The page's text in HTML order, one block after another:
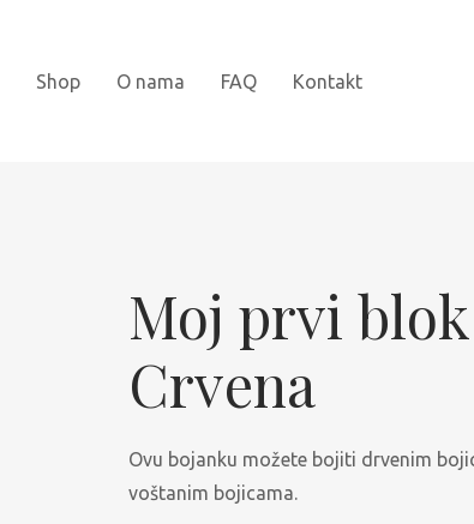
Shop
Kartonske slikovnice
Najprodavanije
Slikovnice sa naljepnicama
O nama FAQ Kontakt
Moj prvi
Crvena
Ovu bojanku možete bojiti drvenim
voštanim bojicama.